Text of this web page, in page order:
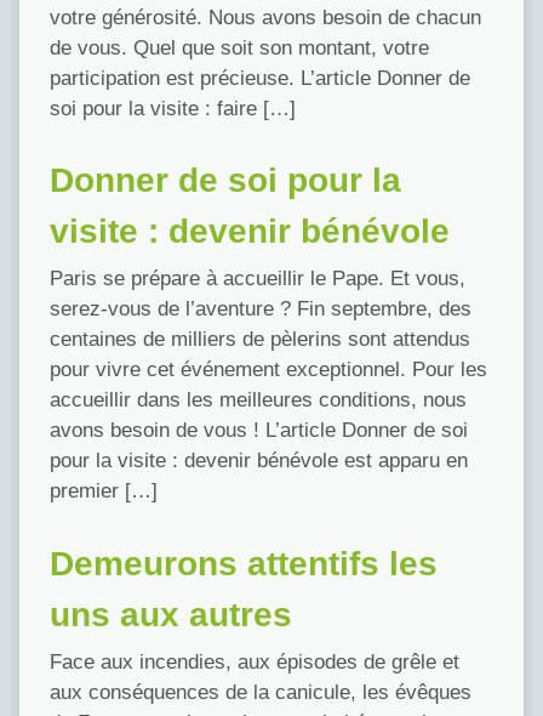
votre générosité. Nous avons besoin de chacun
de vous. Quel que soit son montant, votre
participation est précieuse. L’article Donner de
soi pour la visite : faire […]
Donner de soi pour la
visite : devenir bénévole
Paris se prépare à accueillir le Pape. Et vous,
serez-vous de l’aventure ? Fin septembre, des
centaines de milliers de pèlerins sont attendus
pour vivre cet événement exceptionnel. Pour les
accueillir dans les meilleures conditions, nous
avons besoin de vous ! L’article Donner de soi
pour la visite : devenir bénévole est apparu en
premier […]
Demeurons attentifs les
uns aux autres
Face aux incendies, aux épisodes de grêle et
aux conséquences de la canicule, les évêques